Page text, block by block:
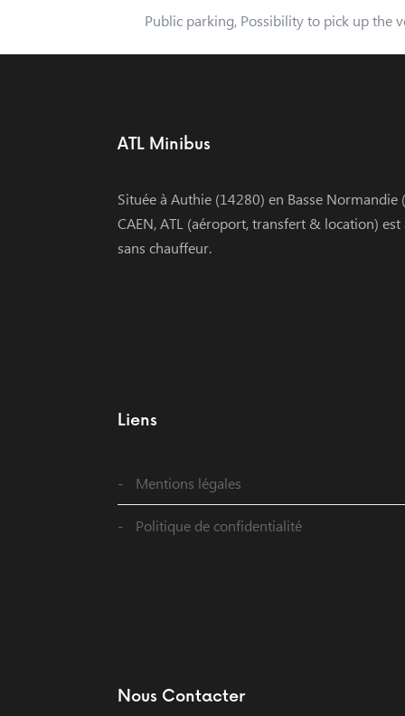
Public parking, Possibility to pick up the
ATL Minibus
Située à Authie (14280) en Basse
CAEN, ATL (aéroport, transfert & location)
sans chauffeur.
Liens
Mentions légales
Politique de confidentialité
Nous Contacter